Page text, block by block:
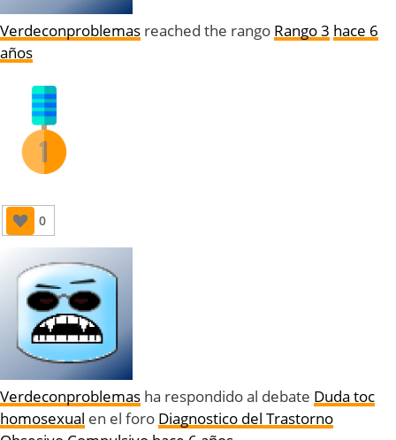
Verdeconproblemas reached the rango Rango 3 hace 6
años
0
Verdeconproblemas ha respondido al debate Duda toc
homosexual en el foro Diagnostico del Trastorno